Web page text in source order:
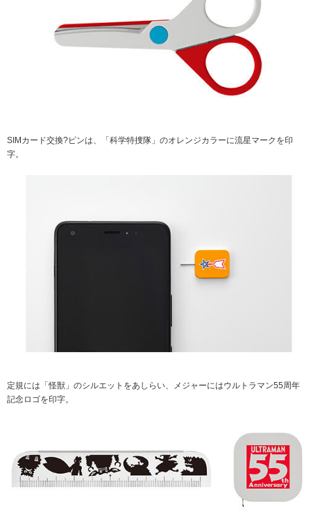
SIMカード交換?ピンは、「科学特捜隊」のオレンジカラーに流星マークを印
字。
定規には「怪獣」のシルエットをあしらい、メジャーにはウルトラマン55周年
記念ロゴを印字。